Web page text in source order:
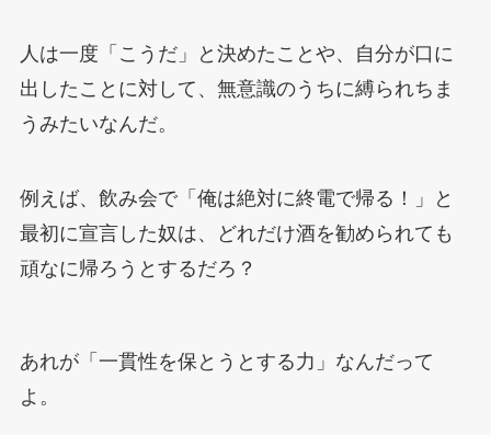
人は一度「こうだ」と決めたことや、自分が口に
出したことに対して、無意識のうちに縛られちま
うみたいなんだ。
例えば、飲み会で「俺は絶対に終電で帰る！」と
最初に宣言した奴は、どれだけ酒を勧められても
頑なに帰ろうとするだろ？
あれが「一貫性を保とうとする力」なんだって
よ。